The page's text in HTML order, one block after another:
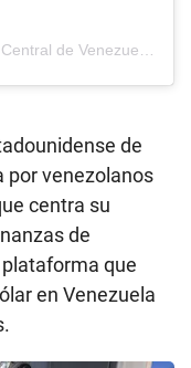
de
por venezolanos
centra su
de
que
en Venezuela